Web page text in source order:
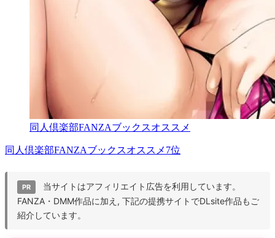
同人倶楽部FANZAブックスオススメ
同人倶楽部FANZAブックスオススメ7位
PR
当サイトはアフィリエイト広告を利用しています。
FANZA・DMM作品に加え, 下記の提携サイトでDLsite作品もご
紹介しています。